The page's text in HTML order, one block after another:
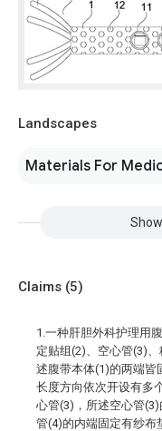
Landscapes
Materials For
Claims (5)
1.一种肝胆外科护理用
定贴组(2)、空心管(3)
述腹带本体(1)的两端皆
长度方向依次开设有多
心管(3)，所述空心管
管(4)的内端固定有纱布